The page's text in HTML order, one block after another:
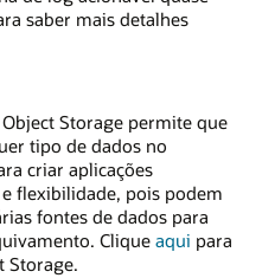
saber mais detalhes
Storage permite que
tipo de dados no
criar aplicações
flexibilidade, pois podem
fontes de dados para
Clique aqui para
Storage.